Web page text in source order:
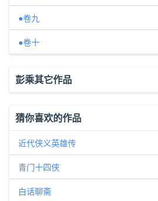
●卷九
●卷十
彭乘其它作品
猜你喜欢的作品
近代侠义英雄传
青门十四侠
白话聊斋